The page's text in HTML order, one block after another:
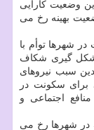
وضعیت كارایی
بهینه رخ می
شهرها توأم با
شكل گیری شكاف
سبب نیروهای
برای سكونت در
اجتماعی و
در شهرها رخ می